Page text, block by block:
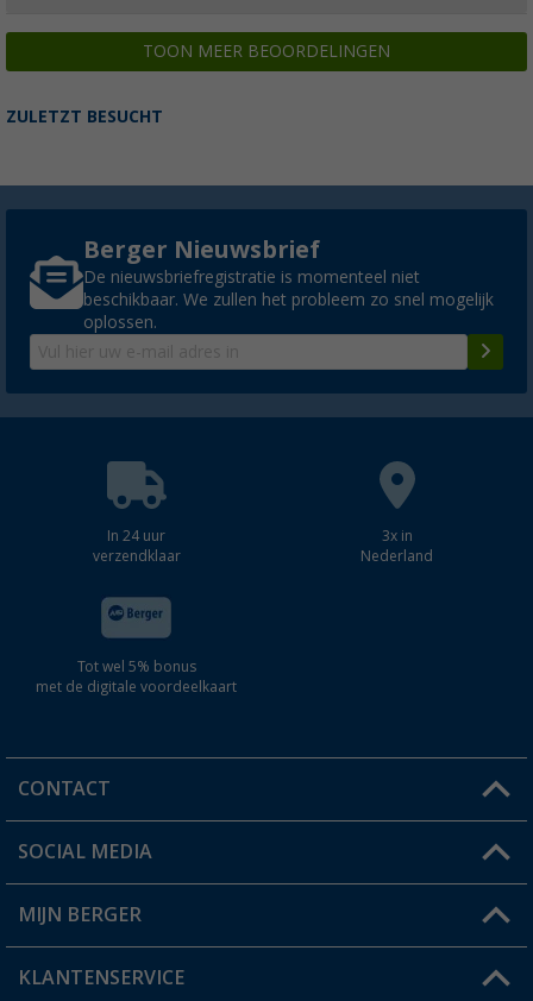
TOON MEER BEOORDELINGEN
ZULETZT BESUCHT
Berger Nieuwsbrief
De nieuwsbriefregistratie is momenteel niet
beschikbaar. We zullen het probleem zo snel mogelijk
oplossen.
In 24 uur
verzendklaar
3x in
Nederland
Tot wel 5% bonus
met de digitale voordeelkaart
CONTACT
Een vraag?
Winkel vinden
SOCIAL MEDIA
MIJN BERGER
Mijn account
KLANTENSERVICE